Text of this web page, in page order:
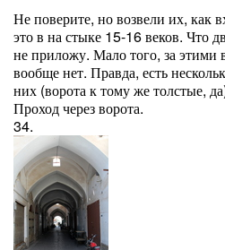
Не поверите, но возвели их, как
это в на стыке 15-16 веков. Что
не приложу. Мало того, за этими
вообще нет. Правда, есть
них (ворота к тому же толстые,
Проход через ворота.
34.